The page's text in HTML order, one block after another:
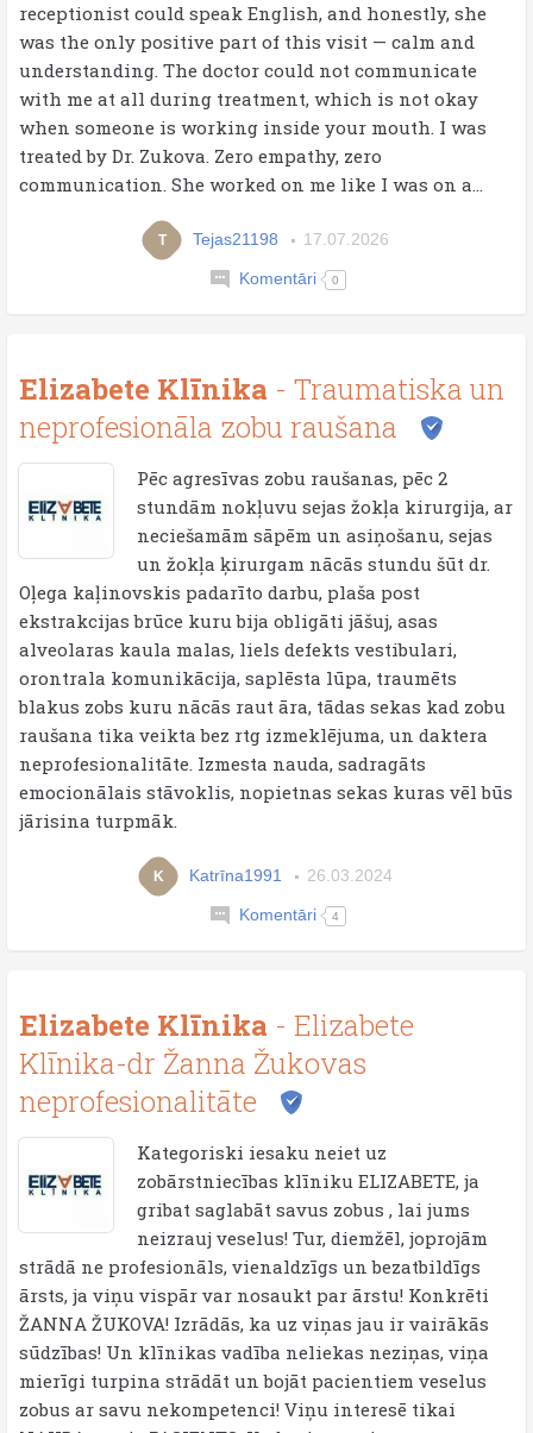
receptionist could speak English, and honestly, she
was the only positive part of this visit — calm and
understanding. The doctor could not communicate
with me at all during treatment, which is not okay
when someone is working inside your mouth. I was
treated by Dr. Zukova. Zero empathy, zero
communication. She worked on me like I was on a...
T Tejas21198 17.07.2026
Komentāri 0
Elizabete Klīnika - Traumatiska un
neprofesionāla zobu raušana
Pēc agresīvas zobu raušanas, pēc 2
stundām nokļuvu sejas žokļa kirurgija, ar
neciešamām sāpēm un asiņošanu, sejas
un žokļa ķirurgam nācās stundu šūt dr.
Oļega kaļinovskis padarīto darbu, plaša post
ekstrakcijas brūce kuru bija obligāti jāšuj, asas
alveolaras kaula malas, liels defekts vestibulari,
orontrala komunikācija, saplēsta lūpa, traumēts
blakus zobs kuru nācās raut āra, tādas sekas kad zobu
raušana tika veikta bez rtg izmeklējuma, un daktera
neprofesionalitāte. Izmesta nauda, sadragāts
emocionālais stāvoklis, nopietnas sekas kuras vēl būs
jārisina turpmāk.
K Katrīna1991 26.03.2024
Komentāri 4
Elizabete Klīnika - Elizabete
Klīnika-dr Žanna Žukovas
neprofesionalitāte
Kategoriski iesaku neiet uz
zobārstniecības klīniku ELIZABETE, ja
gribat saglabāt savus zobus , lai jums
neizrauj veselus! Tur, diemžēl, joprojām
strādā ne profesionāls, vienaldzīgs un bezatbildīgs
ārsts, ja viņu vispār var nosaukt par ārstu! Konkrēti
ŽANNA ŽUKOVA! Izrādās, ka uz viņas jau ir vairākās
sūdzības! Un klīnikas vadība neliekas neziņas, viņa
mierīgi turpina strādāt un bojāt pacientiem veselus
zobus ar savu nekompetenci! Viņu interesē tikai